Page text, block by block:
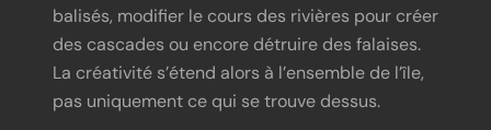
balisés, modifier le cours des rivières pour créer
des cascades ou encore détruire des falaises.
La créativité s’étend alors à l’ensemble de l’île,
pas uniquement ce qui se trouve dessus.